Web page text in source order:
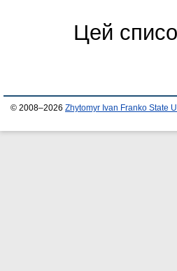
Цей
© 2008–2026 Zhytomyr Ivan Franko State